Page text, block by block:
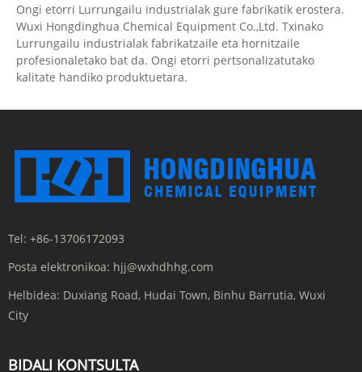
Ongi etorri Lurrungailu industrialak gure fabrikatik erostera.
Wuxi Hongdinghua Chemical Equipment Co.,Ltd. Txinako
Lurrungailu industrialak fabrikatzaile eta hornitzaile
profesionaletako bat da. Ongi etorri pertsonalizatutako
kalitate handiko produktuetara.
Tel: +86-13706172093
Posta elektronikoa: hjj@wxhdhhg.com
Helbidea: Duxiang Road, Hudai Town, Binhu Barrutia, Wuxi
City
BIDALI KONTSULTA